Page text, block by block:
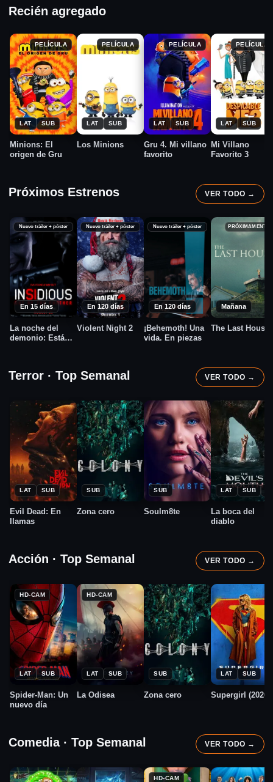
Recién agregado
PELÍCULA
LAT SUB
★
7.3
2022
Minions: El
origen de Gru
PELÍCULA
LAT SUB
★
6.4
2015
Los Minions
PELÍCULA
LAT SUB
7.0
2024
Gru 4. Mi villano
favorito
PELÍCULA
LAT SUB
★
6.5
2017
Mi Villano
Favorito 3
Próximos Estrenos VER TODO →
Nuevo tráiler + póster
En 15 días
La noche del
demonio: Están
Nuevo tráiler + póster
En 120 días
Violent Night 2
Nuevo tráiler + póster
En 120 días
¡Behemoth! Una
vida. En piezas
PRÓXIMAMENTE
Mañana
The Last House
Terror · Top Semanal VER TODO →
LAT SUB
★
7.5
2026
Evil Dead: En
llamas
SUB
★
2026
Zona cero
SUB
2026
Soulm8te
LAT SUB
6.2
2026
La boca del
diablo
Acción · Top Semanal VER TODO →
HD-CAM
LAT SUB
★
7.8
2026
Spider-Man: Un
nuevo día
HD-CAM
LAT SUB
★
2026
La Odisea
SUB
★
2026
Zona cero
LAT SUB
2026
Supergirl (2026)
Comedia · Top Semanal VER TODO →
HD-CAM